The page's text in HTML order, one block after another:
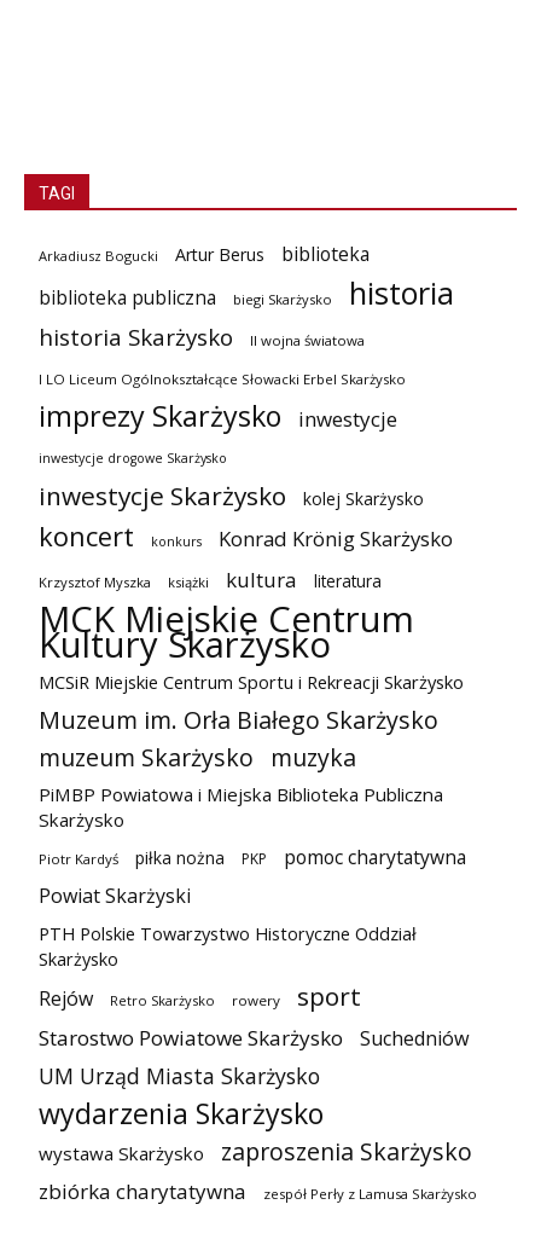
TAGI
Arkadiusz Bogucki Artur Berus
biblioteka
biblioteka publiczna
biegi Skarżysko historia
historia Skarżysko II wojna światowa
I LO Liceum Ogólnokształcące Słowacki Erbel Skarżysko
imprezy Skarżysko inwestycje
inwestycje drogowe Skarżysko
inwestycje Skarżysko kolej Skarżysko
koncert konkurs Konrad Krönig Skarżysko
Krzysztof Myszka książki kultura literatura
MCK Miejskie Centrum
Kultury Skarżysko
MCSiR Miejskie Centrum Sportu i Rekreacji Skarżysko
Muzeum im. Orła Białego Skarżysko
muzeum Skarżysko
muzyka
PiMBP Powiatowa i Miejska Biblioteka Publiczna
Skarżysko
Piotr Kardyś piłka nożna PKP
pomoc charytatywna
Powiat Skarżyski
PTH Polskie Towarzystwo Historyczne Oddział
Skarżysko
Rejów Retro Skarżysko rowery sport
Starostwo Powiatowe Skarżysko Suchedniów
UM Urząd Miasta Skarżysko
wydarzenia Skarżysko
wystawa Skarżysko zaproszenia Skarżysko
zbiórka charytatywna zespół Perły z Lamusa Skarżysko